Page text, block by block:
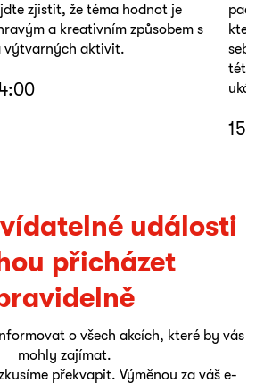
zjistit, že téma hodnot je
a kreativním způsobem s
výtvarných aktivit.
který
této
15.
události
přicházet
o všech akcích, které by vás
mohly zajímat.
překvapit. Výměnou za váš e-